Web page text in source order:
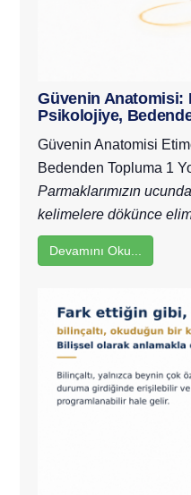
Güvenin Anatomisi:
Psikolojiye,
Güvenin Anatomisi
Bedenden Topluma 1
Parmaklarımızın
kelimelere dökünce
Devamını Oku...